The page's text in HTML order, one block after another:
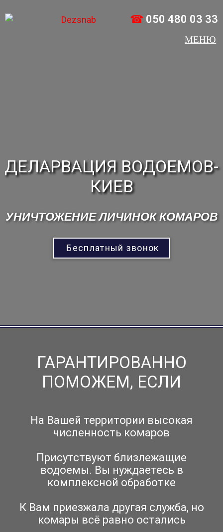
☎ 050 480 03 33
ДЕЛАРВАЦИЯ ВОДОЕМОВ-
КИЕВ
УНИЧТОЖЕНИЕ ЛИЧИНОК КОМАРОВ
Бесплатный звонок
ГАРАНТИРОВАННО
ПОМОЖЕМ, ЕСЛИ
На Вашей территории высокая
численность комаров
Присутствуют близлежащие
водоемы. Вы нуждаетесь в
комплексной обработке
К Вам приезжала другая служба, но
комары всё равно остались